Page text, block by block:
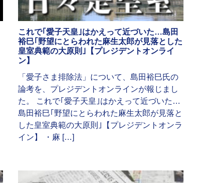
これで｢愛子天皇｣はかえって近づいた…島田
裕巳｢野望にとらわれた麻生太郎が見落とした
皇室典範の大原則｣【プレジデントオンライ
ン】
「愛子さま排除法」について、島田裕巳氏の
論考を、プレジデントオンラインが報じまし
た。 これで｢愛子天皇｣はかえって近づいた…
島田裕巳｢野望にとらわれた麻生太郎が見落と
した皇室典範の大原則｣【プレジデントオンラ
イン】 ・麻 […]